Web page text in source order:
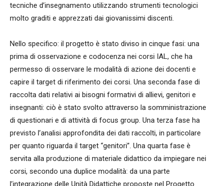
tecniche d’insegnamento utilizzando strumenti tecnologici
molto graditi e apprezzati dai giovanissimi discenti.
Nello specifico: il progetto è stato diviso in cinque fasi: una
prima di osservazione e codocenza nei corsi IAL, che ha
permesso di osservare le modalità di azione dei docenti e
capire il target di riferimento dei corsi. Una seconda fase di
raccolta dati relativi ai bisogni formativi di allievi, genitori e
insegnanti: ciò è stato svolto attraverso la somministrazione
di questionari e di attività di focus group. Una terza fase ha
previsto l’analisi approfondita dei dati raccolti, in particolare
per quanto riguarda il target “genitori”. Una quarta fase è
servita alla produzione di materiale didattico da impiegare nei
corsi, secondo una duplice modalità: da una parte
l’integrazione delle Unità Didattiche proposte nel Progetto